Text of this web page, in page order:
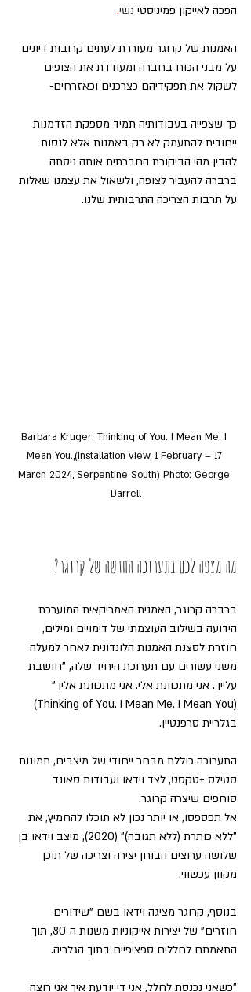
הפכה לאייקון פמיניסטי נשי.
האמנות של קרוגר מעוררת לעתים קרובות דיונים
על מבני הכוח בחברה ומעודדת את הצופים
לשקול את תפקידיהם כצרכנים וכאזרחים-
כך שצפייה בעבודותיה תמיד מספקת הזדמנות
ייחודית להתעמק לא רק באמנות אלא לנסות
להבין מהי הביקורת החברתית אותה ניסתה
ברברה להעביר לצופה, ולשאול את עצמנו שאלות
על תרבות הצריכה התרבותית שלנו.
Barbara Kruger: Thinking of You. I Mean Me. I
Mean You.,(Installation view, 1 February – 17
March 2024, Serpentine South) Photo: George
Darrell
מה מצפה לכם בתערוכה החדשה של קרוגר?
ברברה קרוגר, האמנית האמריקאית המוערכת
הידועה בשילוב העוצמתי של דימויים ומילים,
חוזרת לסצנת האמנות הלונדונית לאחר למעלה
משני עשורים עם תערוכת היחיד שלה, "חושבת
עלייך. אני מתכוונת אלי. אני מתכוונת אליך"
(Thinking of You. I Mean Me. I Mean You)
בגלריית סרפנטיין.
התערוכה כוללת מבחר ייחודי של מיצבים, תמונות
סטילס +טקסט, לצד וידאו ועבודות סאונד
סוחפים שיצרה קרוגר.
אל תפספסו, או יותר נכון לא תוכלו להחמיץ, את
"ללא כותרת (ללא תגובה)" (2020), מיצב וידאו בן
שלושה ערוצים הבוחן יצירה וצריכה של תוכן
מקוון עכשווי.
בנוסף, קרוגר מציגה וידאו בשם "שידורים
חוזרים" של יצירות אייקוניות משנות ה-80, תוך
התאמתם לחללים ספציפיים בתוך הגלריה.
"כשאני נכנסת לחלל, אני די יודעת איך אני רוצה